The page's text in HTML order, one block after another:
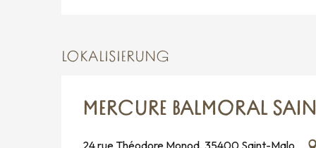
LOKALISIERUNG
MERCURE BALMORAL
24 rue Théodore Monod, 35400 Saint-Malo